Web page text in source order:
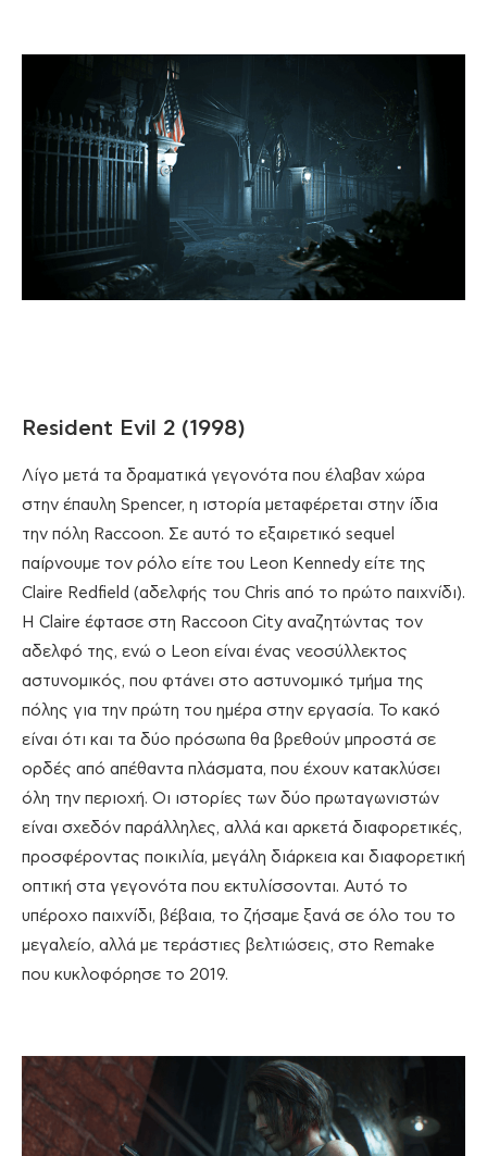
Resident Evil 2 (1998)
Λίγο μετά τα δραματικά γεγονότα που έλαβαν χώρα
στην έπαυλη Spencer, η ιστορία μεταφέρεται στην ίδια
την πόλη Raccoon. Σε αυτό το εξαιρετικό sequel
παίρνουμε τον ρόλο είτε του Leon Kennedy είτε της
Claire Redfield (αδελφής του Chris από το πρώτο παιχνίδι).
Η Claire έφτασε στη Raccoon City αναζητώντας τον
αδελφό της, ενώ ο Leon είναι ένας νεοσύλλεκτος
αστυνομικός, που φτάνει στο αστυνομικό τμήμα της
πόλης για την πρώτη του ημέρα στην εργασία. Το κακό
είναι ότι και τα δύο πρόσωπα θα βρεθούν μπροστά σε
ορδές από απέθαντα πλάσματα, που έχουν κατακλύσει
όλη την περιοχή. Οι ιστορίες των δύο πρωταγωνιστών
είναι σχεδόν παράλληλες, αλλά και αρκετά διαφορετικές,
προσφέροντας ποικιλία, μεγάλη διάρκεια και διαφορετική
οπτική στα γεγονότα που εκτυλίσσονται. Αυτό το
υπέροχο παιχνίδι, βέβαια, το ζήσαμε ξανά σε όλο του το
μεγαλείο, αλλά με τεράστιες βελτιώσεις, στο Remake
που κυκλοφόρησε το 2019.